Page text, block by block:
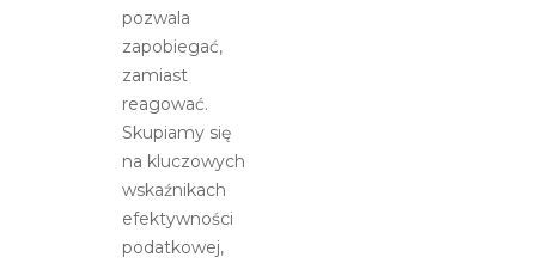
pozwala
zapobiegać,
zamiast
reagować.
Skupiamy się
na kluczowych
wskaźnikach
efektywności
podatkowej,